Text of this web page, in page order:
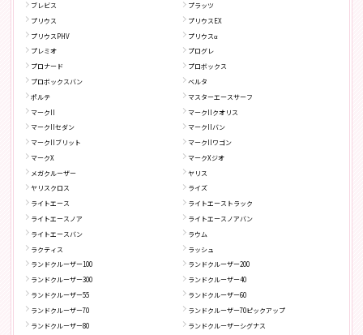
ブレビス
プラッツ
プリウス
プリウスEX
プリウスPHV
プリウスα
プレミオ
プログレ
プロナード
プロボックス
プロボックスバン
ベルタ
ポルテ
マスターエースサーフ
マークII
マークIIクオリス
マークIIセダン
マークIIバン
マークIIブリット
マークIIワゴン
マークX
マークXジオ
メガクルーザー
ヤリス
ヤリスクロス
ライズ
ライトエース
ライトエーストラック
ライトエースノア
ライトエースノアバン
ライトエースバン
ラウム
ラクティス
ラッシュ
ランドクルーザー100
ランドクルーザー200
ランドクルーザー300
ランドクルーザー40
ランドクルーザー55
ランドクルーザー60
ランドクルーザー70
ランドクルーザー70ピックアップ
ランドクルーザー80
ランドクルーザーシグナス